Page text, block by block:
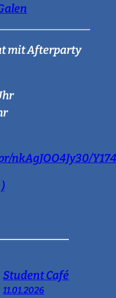
mit Afterparty
Student Café
11.01.2026